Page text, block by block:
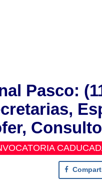
Pasco: